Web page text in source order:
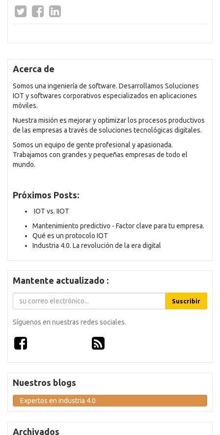
Acerca de
Somos una ingeniería de software. Desarrollamos Soluciones
IOT y softwares corporativos especializados en aplicaciones
móviles.
Nuestra misión es mejorar y optimizar los procesos productivos
de las empresas a través de soluciones tecnológicas digitales.
Somos un equipo de gente profesional y apasionada.
Trabajamos con grandes y pequeñas empresas de todo el
mundo.
Próximos Posts:
IOT vs. IIOT
Mantenimiento predictivo - Factor clave para tu empresa.
Qué es un protocolo IOT
Industria 4.0. La revolución de la era digital
Mantente actualizado :
Suscribir
Síguenos en nuestras redes sociales.
Nuestros blogs
Expertos en industria 4.0
Archivados